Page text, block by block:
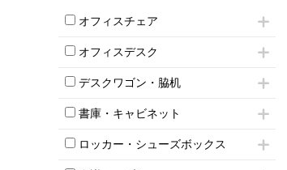
オフィスチェア
肘付きチェア
肘無しチェア
役員チェア
オフィスチェアその他
オフィスデスク
片袖机
フリーアドレスデスク（ベンチデスク）
昇降デスク
両袖机
デスクワゴン・脇机
インワゴン2段
インワゴン3段
脇机
書庫・キャビネット
ハイキャビネット
ローキャビネット
ロッカー・シューズボックス